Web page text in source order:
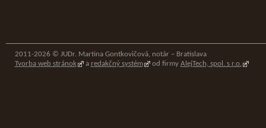
2011-2026 © JUDr. Martina Gontkovičová, notár – Bratislava
Tvorba web stránok
a redakčný systém od firmy AlejTech, spol. s r.o.